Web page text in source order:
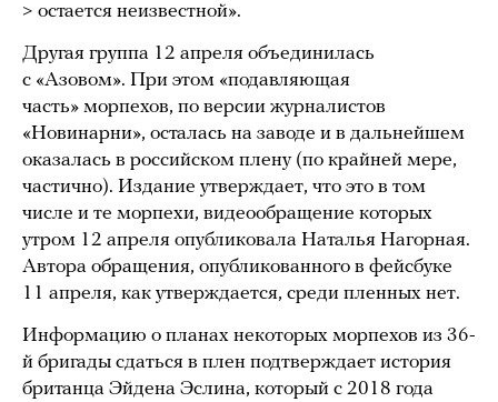
> остается неизвестной».
Другая группа 12 апреля объединилась
с «Азовом». При этом «подавляющая
часть» морпехов, по версии журналистов
«Новинарни», осталась на заводе и в дальнейшем
оказалась в российском плену (по крайней мере,
частично). Издание утверждает, что это в том
числе и те морпехи, видеообращение которых
утром 12 апреля опубликовала Наталья Нагорная.
Автора обращения, опубликованного в фейсбуке
11 апреля, как утверждается, среди пленных нет.
Информацию о планах некоторых морпехов из 36-
й бригады сдаться в плен подтверждает история
британца Эйдена Эслина, который с 2018 года